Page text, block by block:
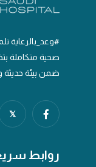
#وعد_بالرعاية
صحية متكاملة
ضمن بيئة حديثة
𝕏
روابط